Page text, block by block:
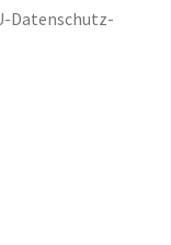
Datenschutz-